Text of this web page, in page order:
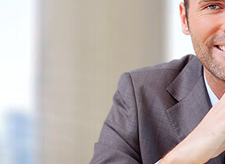
Битрикс24
управляйте продажами и компанией с
CRM-систем.
интеграцию с внешними
бизнес-процессы.